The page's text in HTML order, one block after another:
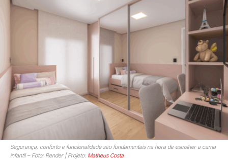
Segurança, conforto e funcionalidade são fundamentais na hora de escolher a cama
infantil – Foto: Render | Projeto: Matheus Costa